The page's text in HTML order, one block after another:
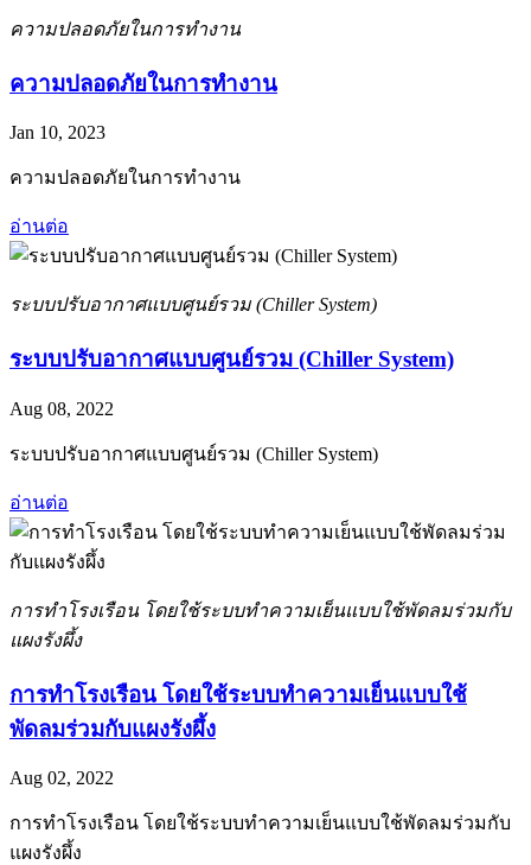
ความปลอดภัยในการทำงาน
ความปลอดภัยในการทำงาน
Jan 10, 2023
ความปลอดภัยในการทำงาน
อ่านต่อ
ระบบปรับอากาศแบบศูนย์รวม (Chiller System)
ระบบปรับอากาศแบบศูนย์รวม (Chiller System)
Aug 08, 2022
ระบบปรับอากาศแบบศูนย์รวม (Chiller System)
อ่านต่อ
การทำโรงเรือน โดยใช้ระบบทำความเย็นแบบใช้พัดลมร่วมกับ
แผงรังผึ้ง
การทำโรงเรือน โดยใช้ระบบทำความเย็นแบบใช้
พัดลมร่วมกับแผงรังผึ้ง
Aug 02, 2022
การทำโรงเรือน โดยใช้ระบบทำความเย็นแบบใช้พัดลมร่วมกับ
แผงรังผึ้ง